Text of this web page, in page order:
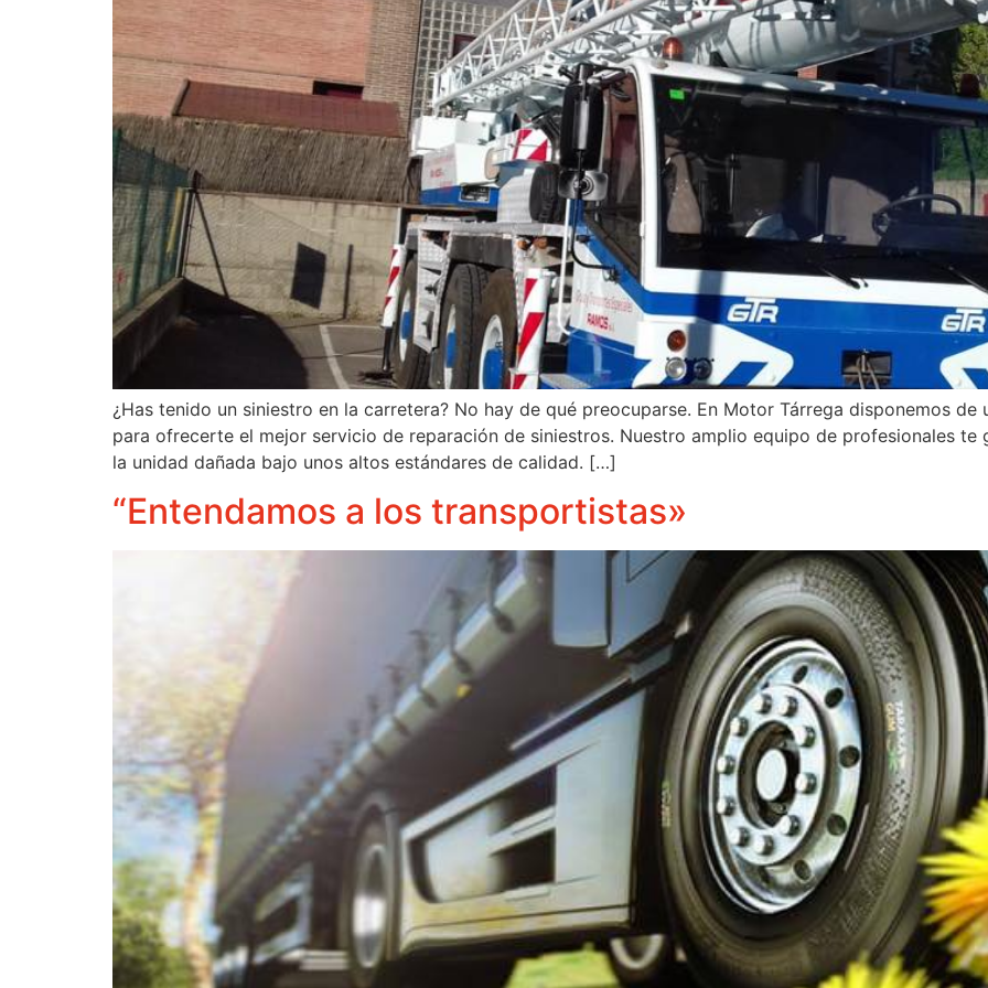
¿Has tenido un siniestro en la carretera? No hay de qué preocuparse. En Motor Tárrega disponemos
para ofrecerte el mejor servicio de reparación de siniestros. Nuestro amplio equipo de profesionales
la unidad dañada bajo unos altos estándares de calidad. […]
“Entendamos a los transportistas»